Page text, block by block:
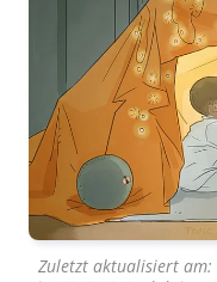
Zuletzt aktualisiert am: